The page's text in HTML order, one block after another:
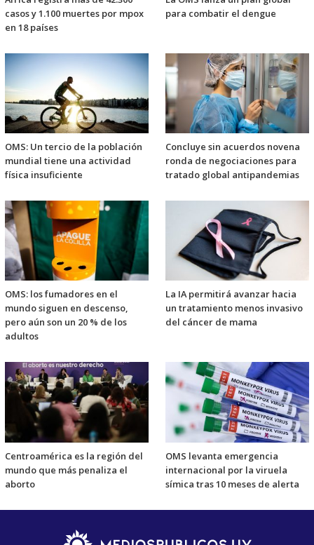
casos y 1.100 muertes por mpox
en 18 países
para combatir el dengue
OMS: Un tercio de la población
mundial tiene una actividad
física insuficiente
Concluye sin acuerdos novena
ronda de negociaciones para
tratado global antipandemias
OMS: los fumadores en el
mundo siguen en descenso,
pero aún son un 20 % de los
adultos
La IA permitirá avanzar hacia
un tratamiento menos invasivo
del cáncer de mama
Centroamérica es la región del
mundo que más penaliza el
aborto
OMS levanta emergencia
internacional por la viruela
símica tras 10 meses de alerta